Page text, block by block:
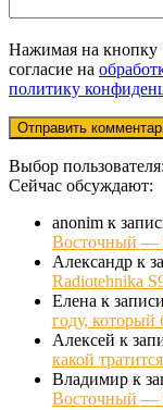
Нажимая на кнопку
согласие на
политику
Выбор пользователя:
Сейчас обсуждают:
anonim к
Восточный —
Александр к
Radiotehnika
Елена к записи
году,
Алексей к
какой
Владимир к
Восточный —